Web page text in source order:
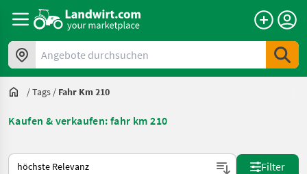
Angebote durchsuchen
/Tags / Fahr Km 210
Kaufen & verkaufen: fahr km 210
So wird auf Landwirt.com sortiert
Filter